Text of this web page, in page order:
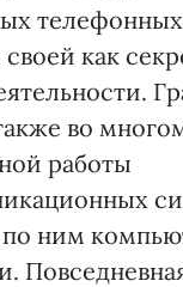
как
во
работы
по ним